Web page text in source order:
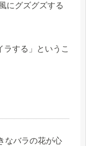
にグズグズする
ラする」というこ
なバラの花が心